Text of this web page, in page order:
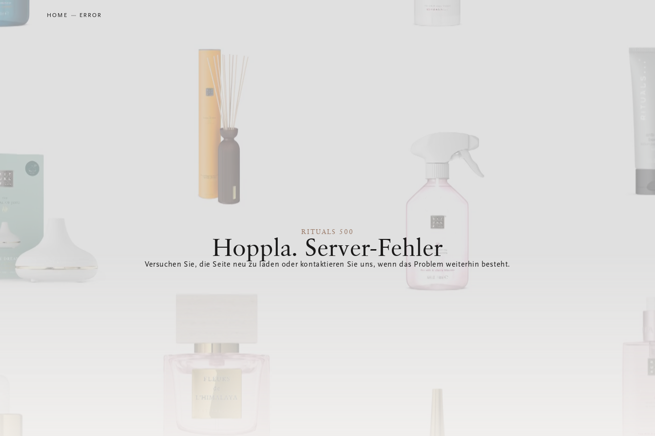
HOME ERROR
RITUALS 500
Hoppla. Server-Fehler
Versuchen Sie, die Seite neu zu laden oder kontaktieren Sie uns, wenn das Problem weiterhin besteht.